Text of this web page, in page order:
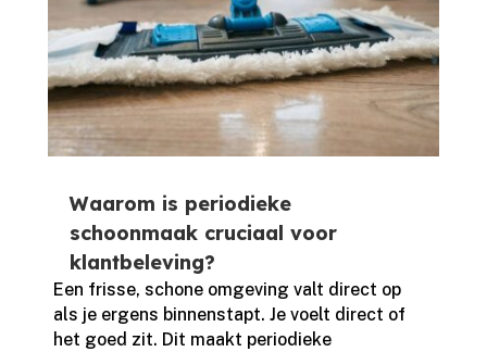
Waarom is periodieke
schoonmaak cruciaal voor
klantbeleving?
Een frisse, schone omgeving valt direct op
als je ergens binnenstapt.​ Je voelt direct of
het goed zit.​ Dit maakt periodieke